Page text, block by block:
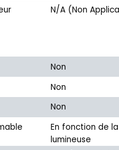
N/A (Non
Non
Non
Non
En fonction de
lumineuse